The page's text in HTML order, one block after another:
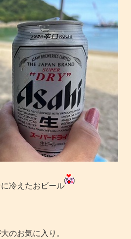
冷えたおビール
のお気に入り。